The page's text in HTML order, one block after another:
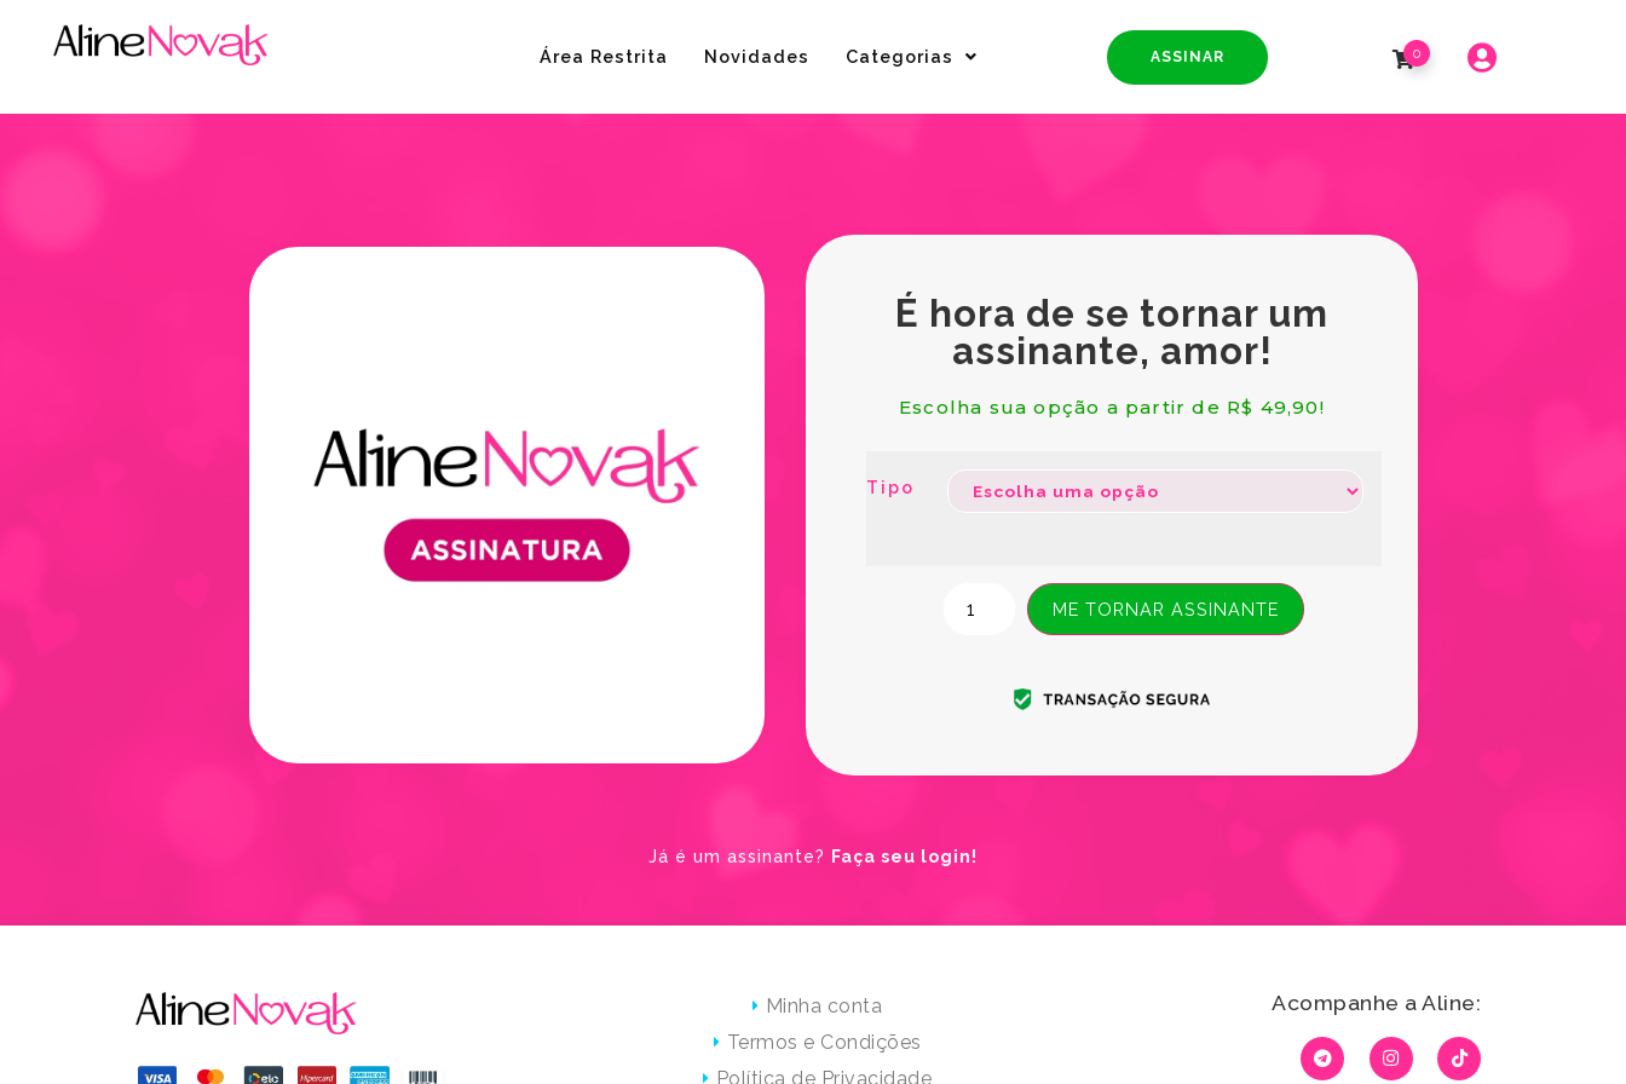
Área Restrita Novidades Categorias ASSINAR 0
É hora de se tornar um
assinante, amor!
Escolha sua opção a partir de R$ 49,90!
Tipo
ME TORNAR ASSINANTE
Já é um assinante? Faça seu login!
Minha conta
Termos e Condições
Política de Privacidade
Acompanhe a Aline: